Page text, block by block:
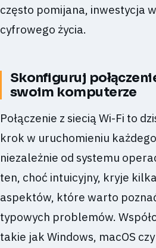
często pomijana, inwestycja
cyfrowego życia.
Skonfiguruj
swoim komputerze
Połączenie z siecią Wi-Fi to
krok w uruchomieniu
niezależnie od systemu
ten, choć intuicyjny, kryje
aspektów, które warto
typowych problemów.
takie jak Windows, macOS